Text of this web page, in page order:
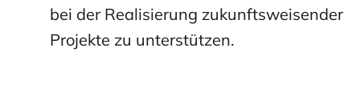
bei der Realisierung zukunftsweisender
Projekte zu unterstützen.